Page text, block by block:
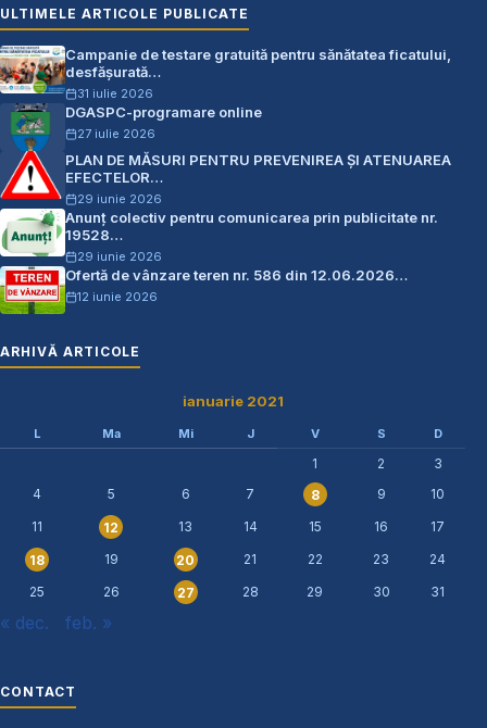
ULTIMELE ARTICOLE PUBLICATE
Campanie de testare gratuită pentru sănătatea ficatului,
desfășurată…
31 iulie 2026
DGASPC-programare online
27 iulie 2026
PLAN DE MĂSURI PENTRU PREVENIREA ŞI ATENUAREA
EFECTELOR…
29 iunie 2026
Anunț colectiv pentru comunicarea prin publicitate nr.
19528…
29 iunie 2026
Ofertă de vânzare teren nr. 586 din 12.06.2026…
12 iunie 2026
ARHIVĂ ARTICOLE
ianuarie 2021
L Ma Mi J V S D
1 2
3
4
5 6 7 8 9
10
11
12 13 14 15 16 17
18 19 20 21 22 23
24
25
26 27 28 29 30 31
« dec. feb. »
CONTACT